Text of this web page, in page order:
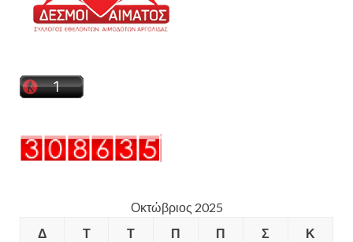
Οκτώβριος 2025
Δ
Τ Τ Π Π Σ Κ